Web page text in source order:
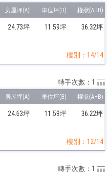
24.73坪 11.59坪 36.32坪
樓別：14/14
24.63坪 11.59坪 36.22坪
樓別：12/14
轉手次數：1
轉手次數：1